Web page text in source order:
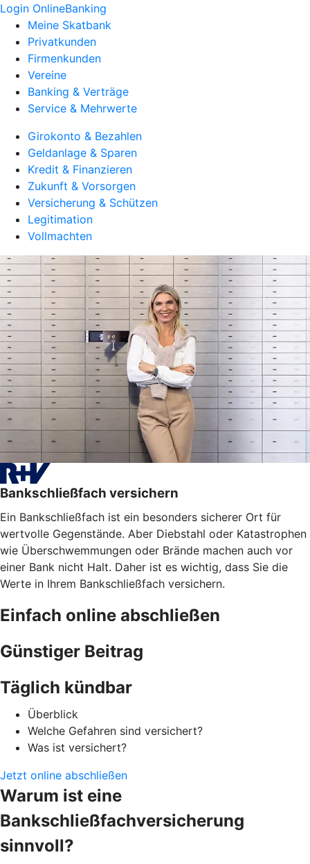
Login OnlineBanking
Meine Skatbank
Privatkunden
Firmenkunden
Vereine
Banking & Verträge
Service & Mehrwerte
Girokonto & Bezahlen
Geldanlage & Sparen
Kredit & Finanzieren
Zukunft & Vorsorgen
Versicherung & Schützen
Legitimation
Vollmachten
Bankschließfach versichern
Ein Bankschließfach ist ein besonders sicherer Ort für
wertvolle Gegenstände. Aber Diebstahl oder Katastrophen
wie Überschwemmungen oder Brände machen auch vor
einer Bank nicht Halt. Daher ist es wichtig, dass Sie die
Werte in Ihrem Bankschließfach versichern.
Einfach online abschließen
Günstiger Beitrag
Täglich kündbar
Überblick
Welche Gefahren sind versichert?
Was ist versichert?
Jetzt online abschließen
Warum ist eine
Bankschließfachversicherung
sinnvoll?